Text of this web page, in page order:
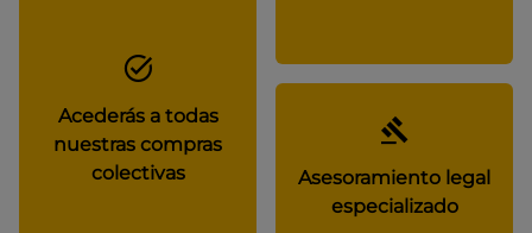
Acederás a todas
nuestras compras
colectivas
Asesoramiento legal
especializado